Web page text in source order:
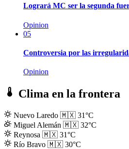
Logrará MC ser la segunda
Opinion
05
Controversia por las
Opinion
Clima en la frontera
Nuevo Laredo 🇲🇽 31°C
Miguel Alemán 🇲🇽 32°C
Reynosa 🇲🇽 31°C
Río Bravo 🇲🇽 30°C